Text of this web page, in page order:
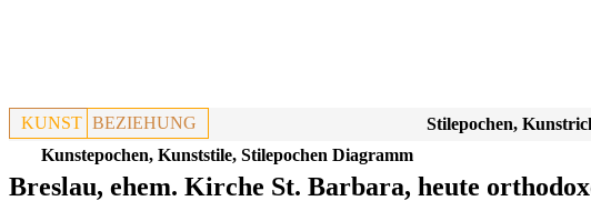
KUNST BEZIEHUNG
Stilepochen,
Kunstepochen, Kunststile, Stilepochen Diagramm
Breslau, ehem. Kirche St. Barbara, heute